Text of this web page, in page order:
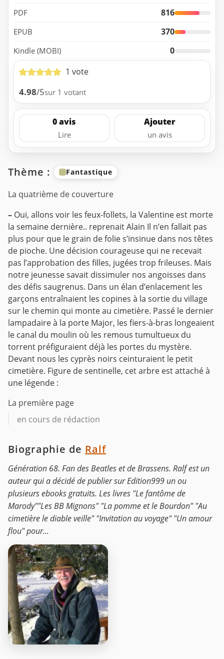
PDF 816
EPUB 370
Kindle (MOBI)
0
1 vote
4.98/5sur 1 votant
0 avis
Lire
Ajouter
un avis
Thème : Fantastique
La quatrième de couverture
– Oui, allons voir les feux-follets, la Valentine est morte
la semaine dernière.. reprenait Alain Il n’en fallait pas
plus pour que le grain de folie s’insinue dans nos têtes
de pioche. Une décision courageuse qui ne recevait
pas l’approbation des filles, jugées trop frileuses. Mais
notre jeunesse savait dissimuler nos angoisses dans
des défis saugrenus. Dans un élan d’enlacement les
garçons entraînaient les copines à la sortie du village
sur le chemin qui monte au cimetière. Passé le dernier
lampadaire à la porte Major, les fiers-à-bras longeaient
le canal du moulin où les remous tumultueux du
torrent préfiguraient déjà les portes du mystère.
Devant nous les cyprès noirs ceinturaient le petit
cimetière. Figure de sentinelle, cet arbre est attaché à
une légende :
La première page
en cours de rédaction
Biographie de Ralf
Génération 68. Fan des Beatles et de Brassens. Ralf est un
auteur qui a décidé de publier sur Edition999 un ou
plusieurs ebooks gratuits. Les livres "Le fantôme de
Marody""Les BB Mignons" "La pomme et le Bourdon" "Au
cimetière le diable veille" "Invitation au voyage" "Un amour
flou" pour...